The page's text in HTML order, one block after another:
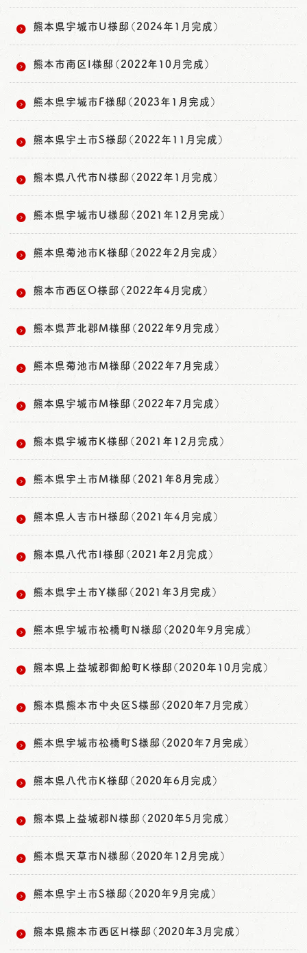
熊本県宇城市U様邸（2024年1月完成）
熊本市南区I様邸（2022年10月完成）
熊本県宇城市F様邸（2023年1月完成）
熊本県宇土市S様邸（2022年11月完成）
熊本県八代市N様邸（2022年1月完成）
熊本県宇城市U様邸（2021年12月完成）
熊本県菊池市K様邸（2022年2月完成）
熊本市西区O様邸（2022年4月完成）
熊本県芦北郡M様邸（2022年9月完成）
熊本県菊池市M様邸（2022年7月完成）
熊本県宇城市M様邸（2022年7月完成）
熊本県宇城市K様邸（2021年12月完成）
熊本県宇土市M様邸（2021年8月完成）
熊本県人吉市H様邸（2021年4月完成）
熊本県八代市I様邸（2021年2月完成）
熊本県宇土市Y様邸（2021年3月完成）
熊本県宇城市松橋町N様邸（2020年9月完成）
熊本県上益城郡御船町K様邸（2020年10月完成）
熊本県熊本市中央区S様邸（2020年7月完成）
熊本県宇城市松橋町S様邸（2020年7月完成）
熊本県八代市K様邸（2020年6月完成）
熊本県上益城郡N様邸（2020年5月完成）
熊本県天草市N様邸（2020年12月完成）
熊本県宇土市S様邸（2020年9月完成）
熊本県熊本市西区H様邸（2020年3月完成）